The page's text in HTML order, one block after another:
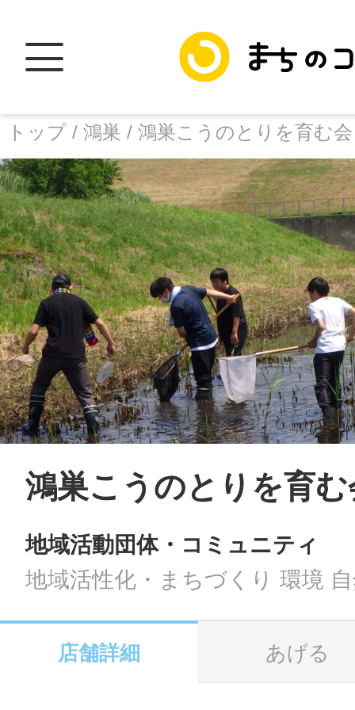
トップ / 鴻巣 / 鴻巣こうのとりを育む会
facebook
X
LINE
SMS
メール
URLをコピー
鴻巣こうのとりを育む
地域活動団体・コミュニティ
地域活性化・まちづくり 環境
店舗詳細 あげる
トップ
加盟スポットに
地域に導入を
地域ごとの
智頭